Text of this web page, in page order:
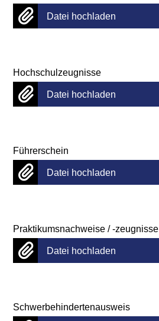
Datei hochladen
Hochschulzeugnisse
Datei hochladen
Führerschein
Datei hochladen
Praktikumsnachweise / -zeugnisse
Datei hochladen
Schwerbehindertenausweis